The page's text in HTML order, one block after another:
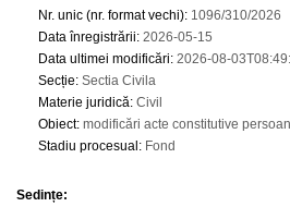
Nr. unic (nr. format vechi): 1096/310/2026
Data înregistrării: 2026-05-15
Data ultimei modificări: 2026-08-
Secție: Sectia Civila
Materie juridică: Civil
Obiect: modificări acte constitutive
Stadiu procesual : Fond
Sedințe: